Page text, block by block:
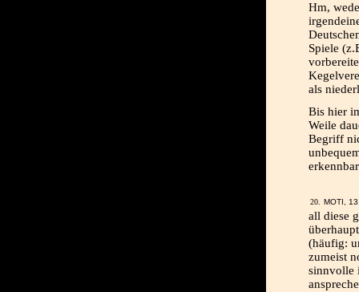
Hm,
Spiele
als
Bis hier
Weile
Begriff
MOTI,
all diese
(häufig:
zumeist
sinnvolle